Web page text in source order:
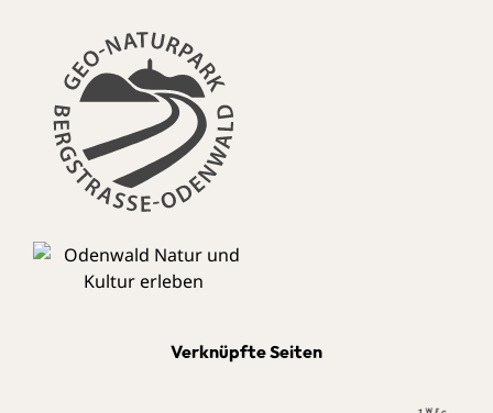
Verknüpfte Seiten